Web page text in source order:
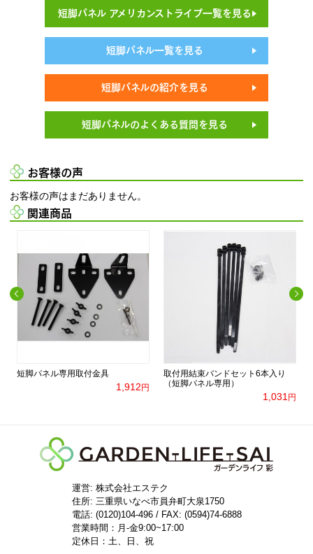
短脚パネル アメリカンストライプ一覧を見る
短脚パネル一覧を見る
短脚パネルの紹介を見る
短脚パネルのよくある質問を見る
お客様の声
お客様の声はまだありません。
関連商品
短脚パネル専用取付金具
1,912 円
取付用結束バンドセット6本入り
（短脚パネル専用）
1,031円
運営: 株式会社エステク
住所: 三重県いなべ市員弁町大泉1750
電話: (0120)104-496 / FAX: (0594)74-6888
営業時間：月-金9:00~17:00
定休日：土、日、祝